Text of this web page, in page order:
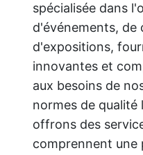
spécialisée dans
d'événements, de
d'expositions,
innovantes et
aux besoins de
normes de qualité
offrons des
comprennent une